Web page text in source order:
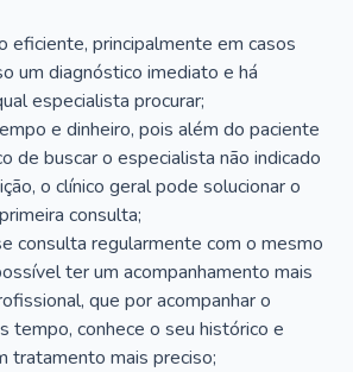
eficiente, principalmente em casos
um diagnóstico imediato e há
especialista procurar;
e dinheiro, pois além do paciente
de buscar o especialista não indicado
o clínico geral pode solucionar o
consulta;
consulta regularmente com o mesmo
ter um acompanhamento mais
que por acompanhar o
tempo, conhece o seu histórico e
tratamento mais preciso;